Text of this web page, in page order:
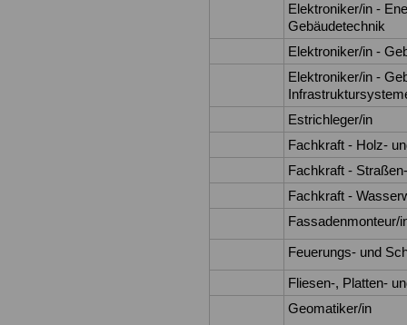
Elektroniker/in -
Gebäudetechnik
Elektroniker/in -
Elektroniker/in -
Estrichleger/in
Fachkraft - Holz-
Fachkraft -
Fachkraft -
Fassadenmonteur/
Feuerungs- und
Fliesen-, Platten-
Geomatiker/in